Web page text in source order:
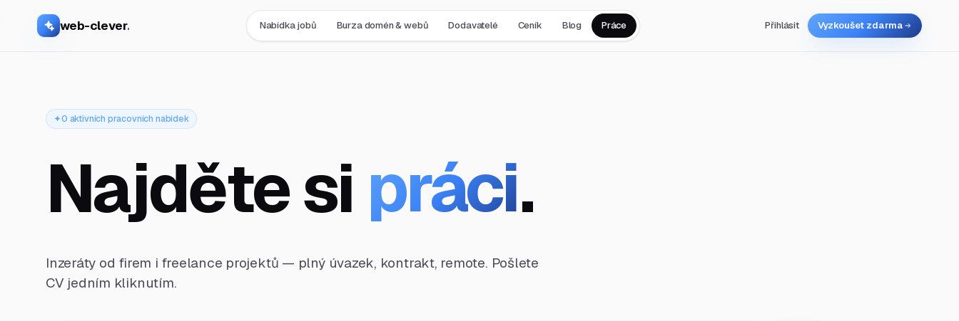
web-clever. Nabídka jobů Burza domén & webů Dodavatelé Ceník Blog Práce Přihlásit Vyzkoušet zdarma
0 aktivních pracovních nabídek
Najděte si práci.
Inzeráty od firem i freelance projektů — plný úvazek, kontrakt, remote. Pošlete
CV jedním kliknutím.